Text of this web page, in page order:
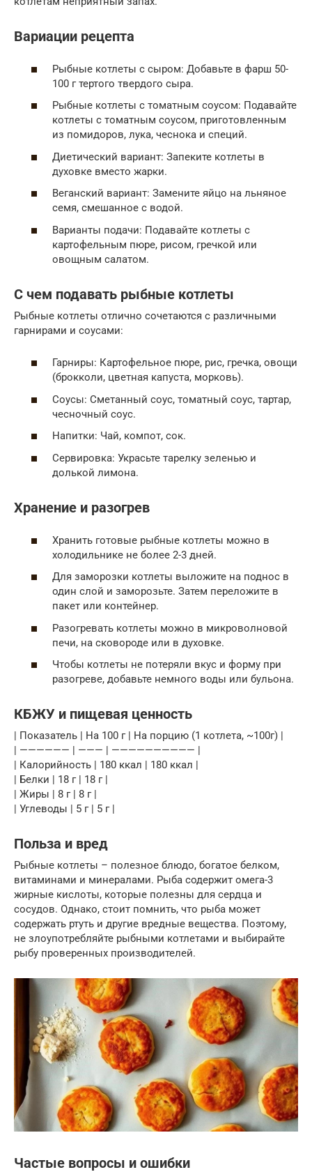
Вариации рецепта
Рыбные котлеты с сыром: Добавьте в фарш 50-
100 г тертого твердого сыра.
Рыбные котлеты с томатным соусом: Подавайте
котлеты с томатным соусом, приготовленным
из помидоров, лука, чеснока и специй.
Диетический вариант: Запеките котлеты в
духовке вместо жарки.
Веганский вариант: Замените яйцо на льняное
семя, смешанное с водой.
Варианты подачи: Подавайте котлеты с
картофельным пюре, рисом, гречкой или
овощным салатом.
С чем подавать рыбные котлеты
Рыбные котлеты отлично сочетаются с различными
гарнирами и соусами:
Гарниры: Картофельное пюре, рис, гречка, овощи
(брокколи, цветная капуста, морковь).
Соусы: Сметанный соус, томатный соус, тартар,
чесночный соус.
Напитки: Чай, компот, сок.
Сервировка: Украсьте тарелку зеленью и
долькой лимона.
Хранение и разогрев
Хранить готовые рыбные котлеты можно в
холодильнике не более 2-3 дней.
Для заморозки котлеты выложите на поднос в
один слой и заморозьте. Затем переложите в
пакет или контейнер.
Разогревать котлеты можно в микроволновой
печи, на сковороде или в духовке.
Чтобы котлеты не потеряли вкус и форму при
разогреве, добавьте немного воды или бульона.
КБЖУ и пищевая ценность
| Показатель | На 100 г | На порцию (1 котлета, ~100г) |
| —————— | ——— | —————————— |
| Калорийность | 180 ккал | 180 ккал |
| Белки | 18 г | 18 г |
| Жиры | 8 г | 8 г |
| Углеводы | 5 г | 5 г |
Польза и вред
Рыбные котлеты – полезное блюдо, богатое белком,
витаминами и минералами. Рыба содержит омега-3
жирные кислоты, которые полезны для сердца и
сосудов. Однако, стоит помнить, что рыба может
содержать ртуть и другие вредные вещества. Поэтому,
не злоупотребляйте рыбными котлетами и выбирайте
рыбу проверенных производителей.
Частые вопросы и ошибки